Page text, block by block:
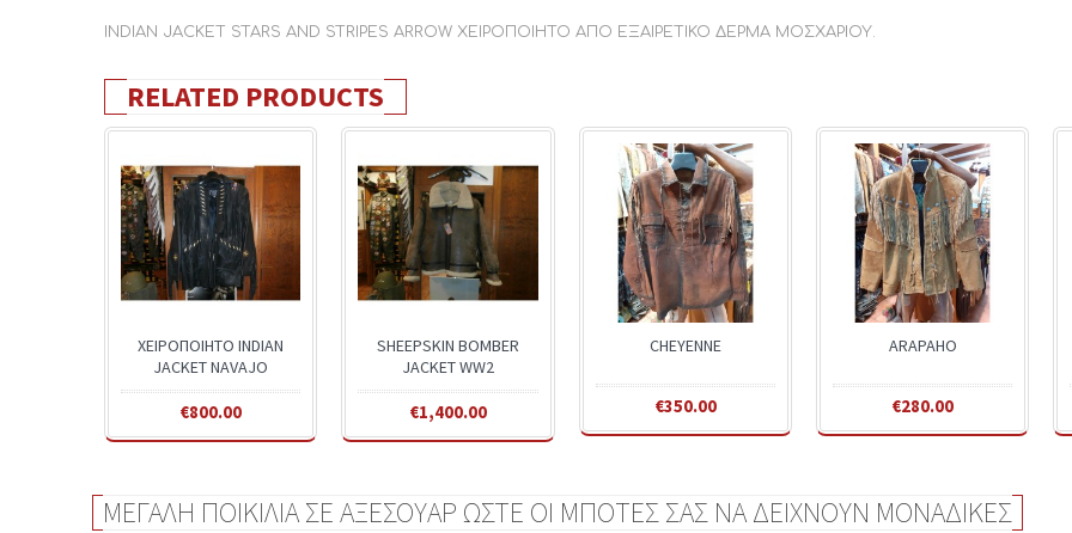
INDIAN JACKET STARS AND STRIPES ARROW ΧΕΙΡΟΠΟΙΗΤΟ ΑΠΟ ΕΞΑΙΡΕΤΙΚΟ ΔΕΡΜΑ ΜΟΣΧΑΡΙΟΥ.
RELATED PRODUCTS
ΧΕΙΡΟΠΟΙΗΤΟ INDIAN
JACKET NAVAJO
€800.00
SHEEPSKIN BOMBER
JACKET WW2
€1,400.00
CHEYENNE
€350.00
ARAPAHO
€280.00
ΜΕΓΑΛΗ ΠΟΙΚΙΛΙΑ ΣΕ ΑΞΕΣΟΥΑΡ ΩΣΤΕ ΟΙ ΜΠΟΤΕΣ ΣΑΣ ΝΑ ΔΕΙΧΝΟΥΝ ΜΟΝΑΔΙΚΕΣ